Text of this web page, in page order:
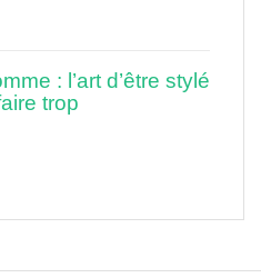
: l’art d’être stylé
trop